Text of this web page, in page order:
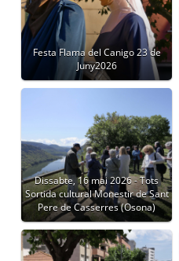
Festa Flama del Canigo 23 de
Juny2026
Dissabte, 16 mai 2026 - Tots
Sortida cultural Monestir de Sant
Pere de Casserres (Osona)